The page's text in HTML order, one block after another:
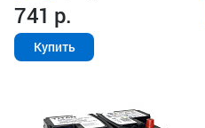
741 р.
Купить